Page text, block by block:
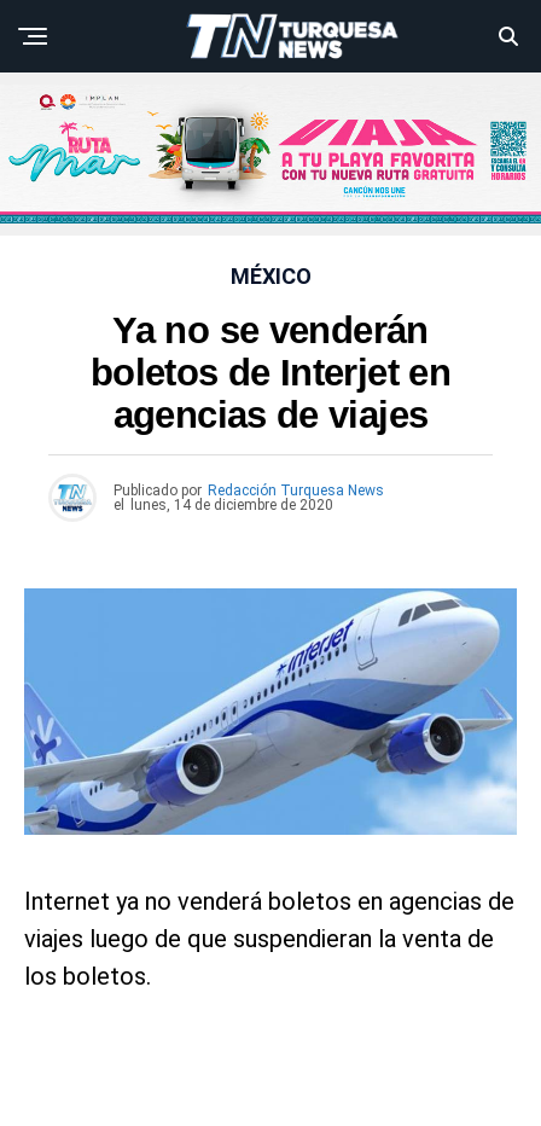
MÉXICO
Ya no se venderán
boletos de Interjet en
agencias de viajes
Publicado por Redacción Turquesa News
el
lunes, 14 de diciembre de 2020
Internet ya no venderá boletos en agencias de
viajes luego de que suspendieran la venta de
los boletos.